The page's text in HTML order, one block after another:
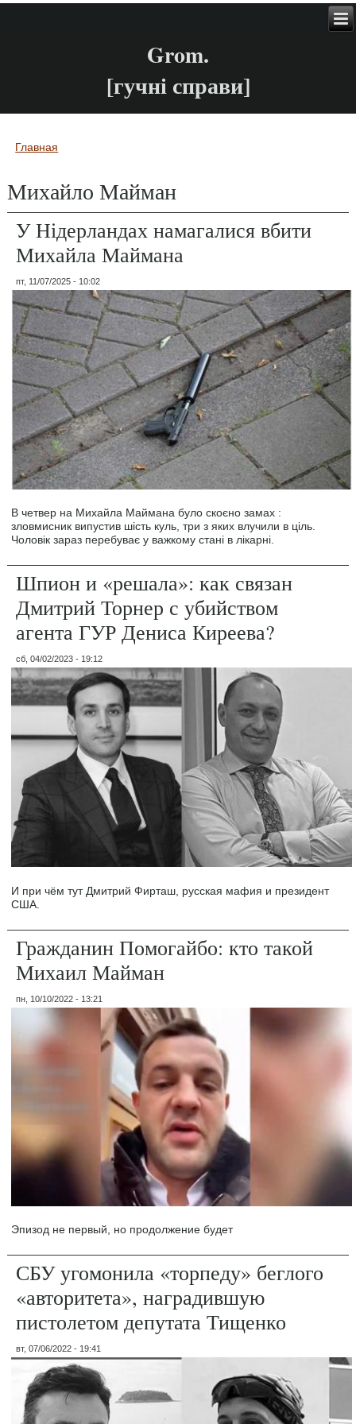
Grom.
[гучні справи]
Вы здесь
Главная
Михайло Майман
У Нідерландах намагалися вбити
Михайла Маймана
пт, 11/07/2025 - 10:02
В четвер на Михайла Маймана було скоєно замах :
зловмисник випустив шість куль, три з яких влучили в ціль.
Чоловік зараз перебуває у важкому стані в лікарні.
Шпион и «решала»: как связан
Дмитрий Торнер с убийством
агента ГУР Дениса Киреева?
сб, 04/02/2023 - 19:12
И при чём тут Дмитрий Фирташ, русская мафия и президент
США.
Гражданин Помогайбо: кто такой
Михаил Майман
пн, 10/10/2022 - 13:21
Эпизод не первый, но продолжение будет
СБУ угомонила «торпеду» беглого
«авторитета», наградившую
пистолетом депутата Тищенко
вт, 07/06/2022 - 19:41